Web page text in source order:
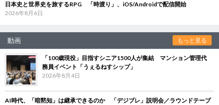
日本史と世界史を旅するRPG 「時渡り」、iOS/Androidで配信開始
2026年8月6日
動画 もっと見る
「100歳現役」目指すシニア1500人が集結 マンション管理代
務員イベント「うぇるねすシップ」
2026年8月4日
AI時代、「暗黙知」は継承できるのか 「デジブレ」説明会／ラウンドテーブ